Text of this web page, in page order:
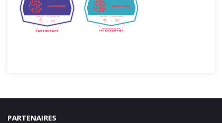
PARTENAIRES